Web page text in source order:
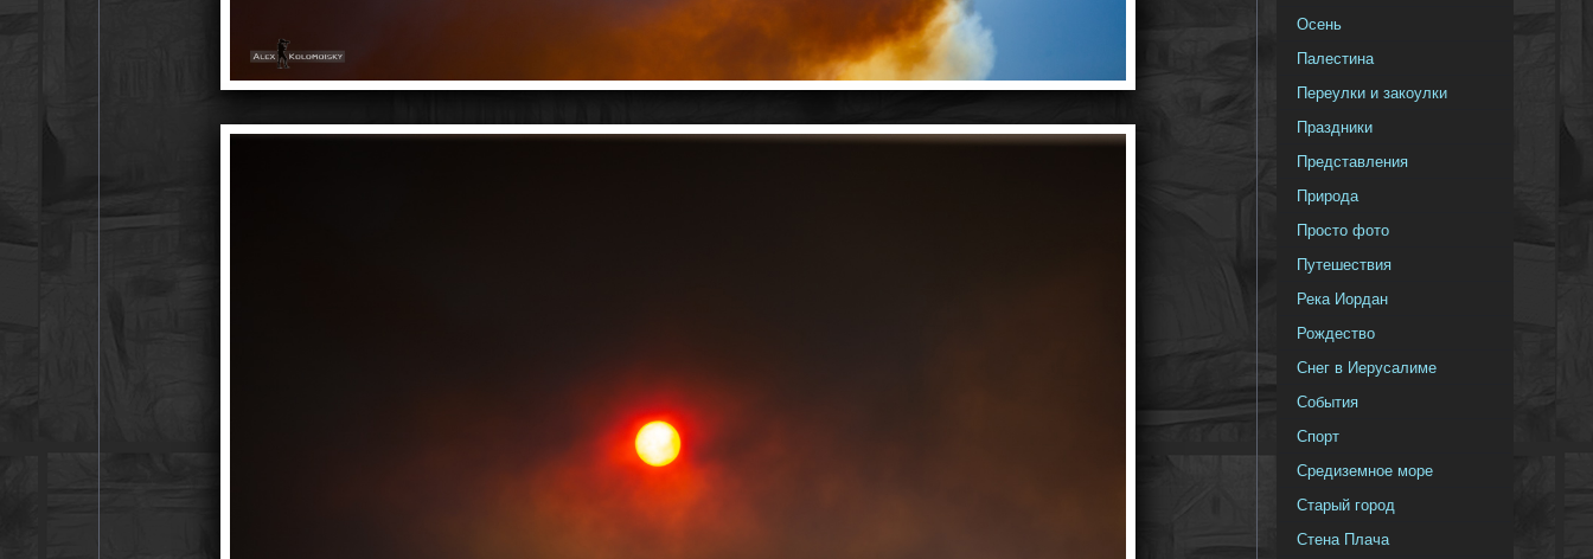
Осень
Палестина
Переулки и закоулки
Праздники
Представления
Природа
Просто фото
Путешествия
Река Иордан
Рождество
Снег в Иерусалиме
События
Спорт
Средиземное море
Старый город
Стена Плача